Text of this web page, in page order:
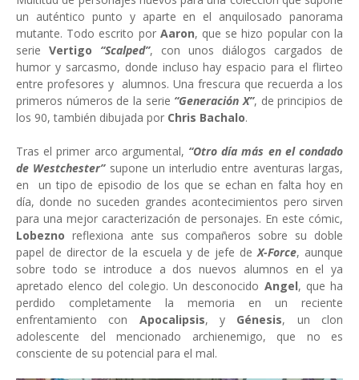
un auténtico punto y aparte en el anquilosado panorama
mutante. Todo escrito por Aaron, que se hizo popular con la
serie Vertigo “Scalped”, con unos diálogos cargados de
humor y sarcasmo, donde incluso hay espacio para el flirteo
entre profesores y alumnos. Una frescura que recuerda a los
primeros números de la serie “Generación X”, de principios de
los 90, también dibujada por Chris Bachalo.
Tras el primer arco argumental, “Otro día más en el condado
de Westchester” supone un interludio entre aventuras largas,
en un tipo de episodio de los que se echan en falta hoy en
día, donde no suceden grandes acontecimientos pero sirven
para una mejor caracterización de personajes. En este cómic,
Lobezno reflexiona ante sus compañeros sobre su doble
papel de director de la escuela y de jefe deX-Force, aunque
sobre todo se introduce a dos nuevos alumnos en el ya
apretado elenco del colegio. Un desconocido Angel, que ha
perdido completamente la memoria en un reciente
enfrentamiento con Apocalipsis, y Génesis, un clon
adolescente del mencionado archienemigo, que no es
consciente de su potencial para el mal.